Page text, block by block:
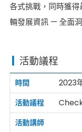
各式挑戰，同時獲
輛發展資訊 — 全面
活動議程
2023